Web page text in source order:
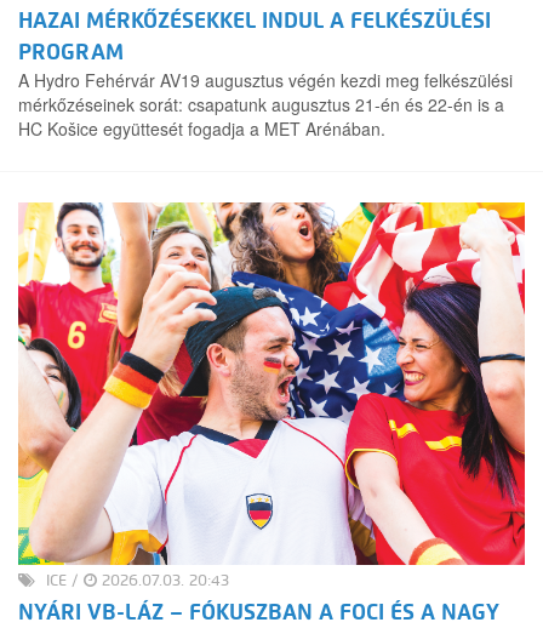
HAZAI MÉRKŐZÉSEKKEL INDUL A FELKÉSZÜLÉSI
PROGRAM
A Hydro Fehérvár AV19 augusztus végén kezdi meg felkészülési
mérkőzéseinek sorát: csapatunk augusztus 21-én és 22-én is a
HC Košice együttesét fogadja a MET Arénában.
ICE / 2026.07.03. 20:43
NYÁRI VB-LÁZ – FÓKUSZBAN A FOCI ÉS A NAGY